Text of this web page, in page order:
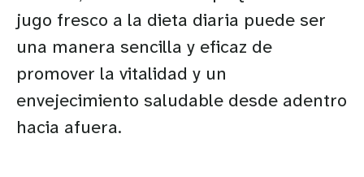
jugo fresco a la dieta diaria puede ser
una manera sencilla y eficaz de
promover la vitalidad y un
envejecimiento saludable desde adentro
hacia afuera.